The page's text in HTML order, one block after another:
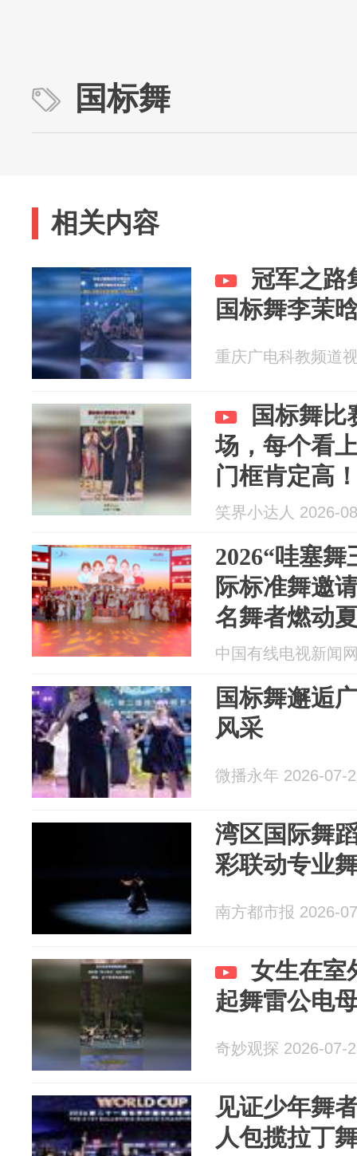
国标舞
相关内容
冠军之路
国标舞李茉
重庆广电科教频道
国标舞比
场，每个看
门框肯定高
笑界小达人 2026-
2026“哇塞
际标准舞邀
名舞者燃动
中国有线电视新闻
国标舞邂逅
风采
微播永年 2026-07-
湾区国际舞
彩联动专业
南方都市报 2026-
女生在室
起舞雷公电
奇妙观探 2026-07-
见证少年舞
人包揽拉丁